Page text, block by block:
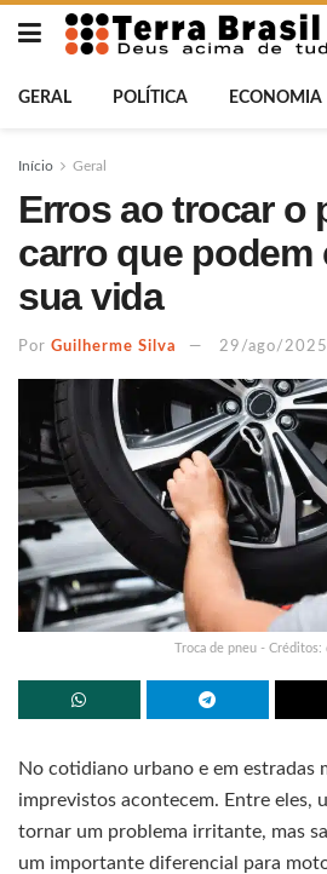
GERAL POLÍTICA ECONOMIA
Início Geral
Erros ao trocar o
carro que podem
sua vida
Por Guilherme Silva 29/ago/2025
Troca de pneu -
No cotidiano urbano e em estradas
imprevistos acontecem. Entre eles,
tornar um problema irritante, mas
um importante diferencial para